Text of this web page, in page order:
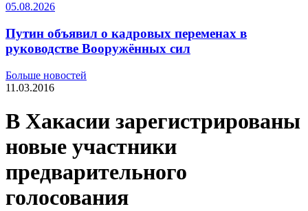
05.08.2026
Путин объявил о кадровых переменах в
руководстве Вооружённых сил
Больше новостей
11.03.2016
В Хакасии зарегистрированы
новые участники
предварительного
голосования